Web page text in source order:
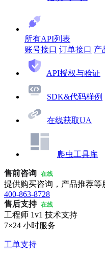
所有API列表
账号接口 订单接口 产
API授权与验证
SDK&代码样例
在线获取UA
爬虫工具库
售前咨询 在线
提供购买咨询，产品推荐等
400-863-8728
售后支持 在线
工程师 1v1 技术支持
7×24 小时服务
工单支持